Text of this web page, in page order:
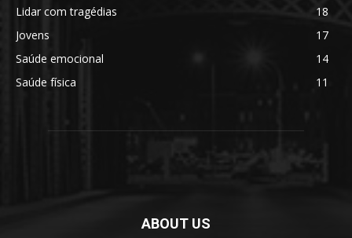
Lidar com tragédias
18
Jovens
17
Saúde emocional
14
Saúde física
11
ABOUT US